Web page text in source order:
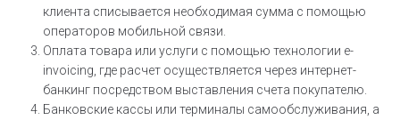
клиента списывается необходимая сумма с помощью
операторов мобильной связи.
Оплата товара или услуги с помощью технологии e-
invoicing, где расчет осуществляется через интернет-
банкинг посредством выставления счета покупателю.
Банковские кассы или терминалы самообслуживания, а